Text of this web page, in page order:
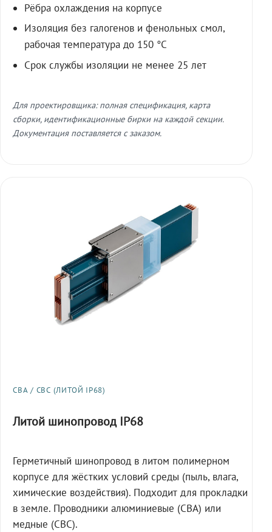
Рёбра охлаждения на корпусе
Изоляция без галогенов и фенольных смол,
рабочая температура до 150 °C
Срок службы изоляции не менее 25 лет
Для проектировщика: полная спецификация, карта
сборки, идентификационные бирки на каждой секции.
Документация поставляется с заказом.
СВА / СВС (ЛИТОЙ IP68)
Литой шинопровод IP68
Герметичный шинопровод в литом полимерном
корпусе для жёстких условий среды (пыль, влага,
химические воздействия). Подходит для прокладки
в земле. Проводники алюминиевые (СВА) или
медные (СВС).